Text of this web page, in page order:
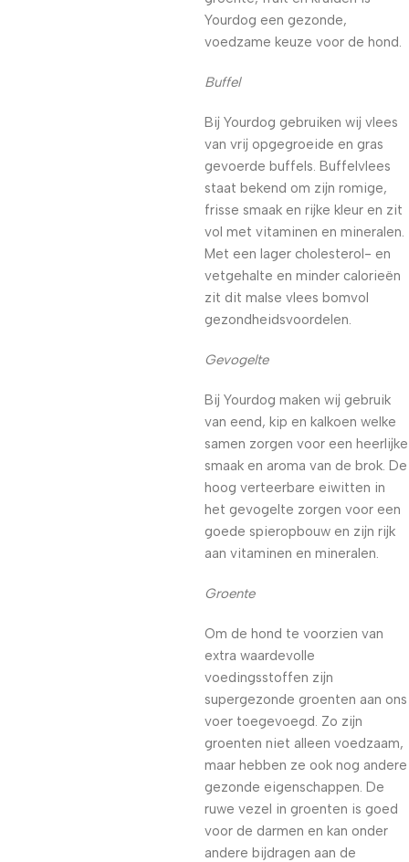
Yourdog een gezonde,
voedzame keuze voor de hond.
Buffel
Bij Yourdog gebruiken wij vlees
van vrij opgegroeide en gras
gevoerde buffels. Buffelvlees
staat bekend om zijn romige,
frisse smaak en rijke kleur en zit
vol met vitaminen en mineralen.
Met een lager cholesterol- en
vetgehalte en minder calorieën
zit dit malse vlees bomvol
gezondheidsvoordelen.
Gevogelte
Bij Yourdog maken wij gebruik
van eend, kip en kalkoen welke
samen zorgen voor een heerlijke
smaak en aroma van de brok. De
hoog verteerbare eiwitten in
het gevogelte zorgen voor een
goede spieropbouw en zijn rijk
aan vitaminen en mineralen.
Groente
Om de hond te voorzien van
extra waardevolle
voedingsstoffen zijn
supergezonde groenten aan ons
voer toegevoegd. Zo zijn
groenten niet alleen voedzaam,
maar hebben ze ook nog andere
gezonde eigenschappen. De
ruwe vezel in groenten is goed
voor de darmen en kan onder
andere bijdragen aan de